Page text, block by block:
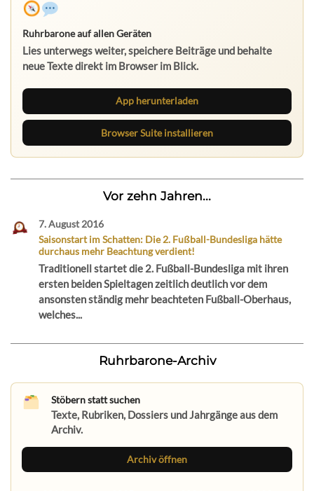
Ruhrbarone auf allen Geräten
Lies unterwegs weiter, speichere Beiträge und behalte
neue Texte direkt im Browser im Blick.
App herunterladen
Browser Suite installieren
Vor zehn Jahren...
7. August 2016
Saisonstart im Schatten: Die 2. Fußball-Bundesliga hätte
durchaus mehr Beachtung verdient!
Traditionell startet die 2. Fußball-Bundesliga mit ihren
ersten beiden Spieltagen zeitlich deutlich vor dem
ansonsten ständig mehr beachteten Fußball-Oberhaus,
welches...
Ruhrbarone-Archiv
Stöbern statt suchen
Texte, Rubriken, Dossiers und Jahrgänge aus dem
Archiv.
Archiv öffnen